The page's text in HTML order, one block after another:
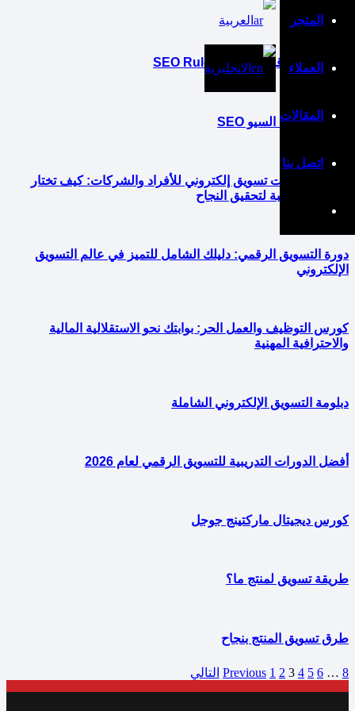
المتجر
العملاء
المقالات
اتصل بنا
العربية
الإنجليزية
تحليل البيانات
(صفحة 3)
كيفية تطبيق قواعد السيو SEO Rules
ما هي شروط السيو SEO
أفضل كورسات تسويق إلكتروني للأفراد والشركات: كيف تختار
الدورة المناسبة لتحقيق النجاح
دورة التسويق الرقمي: دليلك الشامل للتميز في عالم التسويق
الإلكتروني
كورس التوظيف والعمل الحر: بوابتك نحو الاستقلالية المالية
والاحترافية المهنية
دبلومة التسويق الإلكتروني الشاملة
أفضل الدورات التدريبية للتسويق الرقمي لعام 2026
كورس ديجيتال ماركتينج جوجل
طريقة تسويق لمنتج ما؟
طرق تسويق المنتج بنجاح
Previous 1 2 3 4 5 6 … 8 التالي